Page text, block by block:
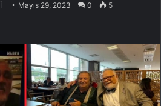
Mayıs 29, 2023 0 5